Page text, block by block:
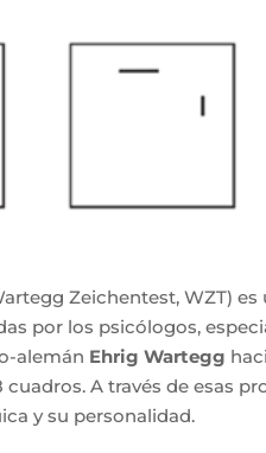
Zeichentest, WZT) es
por los psicólogos,
alemán Ehrig Wartegg
A través de esas
y su personalidad.